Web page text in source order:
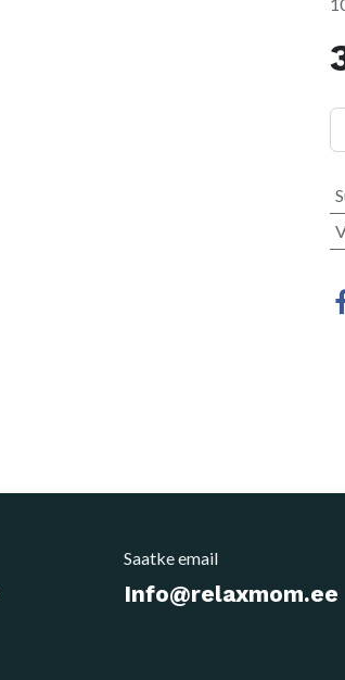
Saatke email
Info@relaxmom.ee